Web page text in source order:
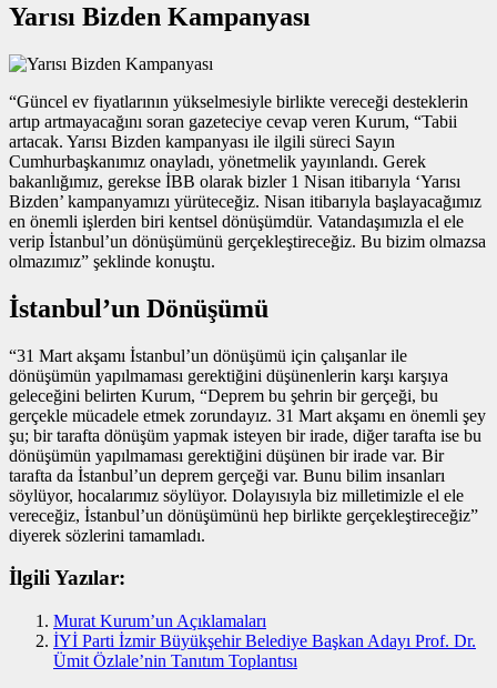
Yarısı Bizden Kampanyası
“Güncel ev fiyatlarının yükselmesiyle birlikte vereceği desteklerin
artıp artmayacağını soran gazeteciye cevap veren Kurum, “Tabii
artacak. Yarısı Bizden kampanyası ile ilgili süreci Sayın
Cumhurbaşkanımız onayladı, yönetmelik yayınlandı. Gerek
bakanlığımız, gerekse İBB olarak bizler 1 Nisan itibarıyla ‘Yarısı
Bizden’ kampanyamızı yürüteceğiz. Nisan itibarıyla başlayacağımız
en önemli işlerden biri kentsel dönüşümdür. Vatandaşımızla el ele
verip İstanbul’un dönüşümünü gerçekleştireceğiz. Bu bizim olmazsa
olmazımız” şeklinde konuştu.
İstanbul’un Dönüşümü
“31 Mart akşamı İstanbul’un dönüşümü için çalışanlar ile
dönüşümün yapılmaması gerektiğini düşünenlerin karşı karşıya
geleceğini belirten Kurum, “Deprem bu şehrin bir gerçeği, bu
gerçekle mücadele etmek zorundayız. 31 Mart akşamı en önemli şey
şu; bir tarafta dönüşüm yapmak isteyen bir irade, diğer tarafta ise bu
dönüşümün yapılmaması gerektiğini düşünen bir irade var. Bir
tarafta da İstanbul’un deprem gerçeği var. Bunu bilim insanları
söylüyor, hocalarımız söylüyor. Dolayısıyla biz milletimizle el ele
vereceğiz, İstanbul’un dönüşümünü hep birlikte gerçekleştireceğiz”
diyerek sözlerini tamamladı.
İlgili Yazılar:
Murat Kurum’un Açıklamaları
İYİ Parti İzmir Büyükşehir Belediye Başkan Adayı Prof. Dr.
Ümit Özlale’nin Tanıtım Toplantısı